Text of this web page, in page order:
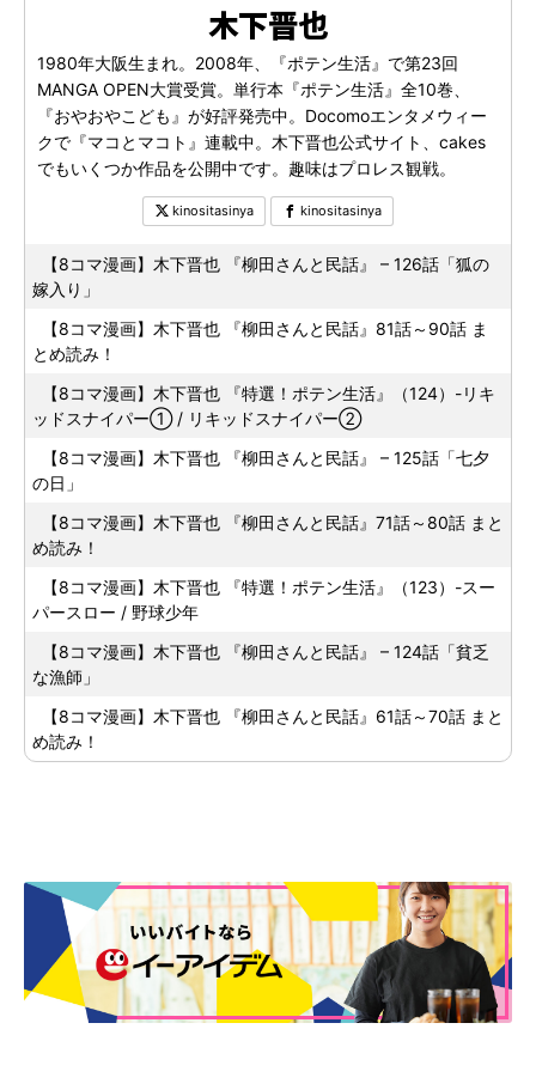
木下晋也
1980年大阪生まれ。2008年、『ポテン生活』で第23回
MANGA OPEN大賞受賞。単行本『ポテン生活』全10巻、
『おやおやこども』が好評発売中。Docomoエンタメウィー
クで『マコとマコト』連載中。木下晋也公式サイト、cakes
でもいくつか作品を公開中です。趣味はプロレス観戦。
kinositasinya kinositasinya
【8コマ漫画】木下晋也 『柳田さんと民話』 – 126話「狐の
嫁入り」
【8コマ漫画】木下晋也 『柳田さんと民話』81話～90話 ま
とめ読み！
【8コマ漫画】木下晋也 『特選！ポテン生活』（124）-リキ
ッドスナイパー① / リキッドスナイパー②
【8コマ漫画】木下晋也 『柳田さんと民話』 – 125話「七夕
の日」
【8コマ漫画】木下晋也 『柳田さんと民話』71話～80話 まと
め読み！
【8コマ漫画】木下晋也 『特選！ポテン生活』（123）-スー
パースロー / 野球少年
【8コマ漫画】木下晋也 『柳田さんと民話』 – 124話「貧乏
な漁師」
【8コマ漫画】木下晋也 『柳田さんと民話』61話～70話 まと
め読み！